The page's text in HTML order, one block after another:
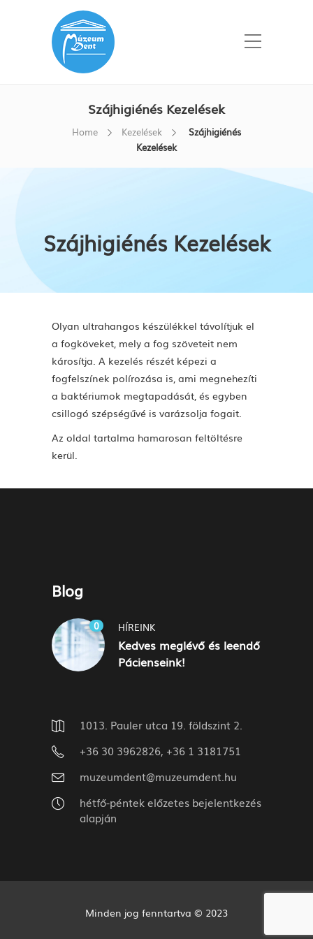
Szájhigiénés Kezelések
Home Kezelések
Szájhigiénés
Kezelések
Szájhigiénés Kezelések
Olyan ultrahangos készülékkel távolítjuk el
a fogköveket, mely a fog szöveteit nem
károsítja. A kezelés részét képezi a
fogfelszínek polírozása is, ami megnehezíti
a baktériumok megtapadását, és egyben
csillogó szépségűvé is varázsolja fogait.
Az oldal tartalma hamarosan feltöltésre
kerül.
Blog
0 HÍREINK
Kedves meglévő és leendő
Pácienseink!
1013. Pauler utca 19. földszint 2.
+36 30 3962826, +36 1 3181751
muzeumdent@muzeumdent.hu
hétfő-péntek előzetes bejelentkezés
alapján
Minden jog fenntartva © 2023